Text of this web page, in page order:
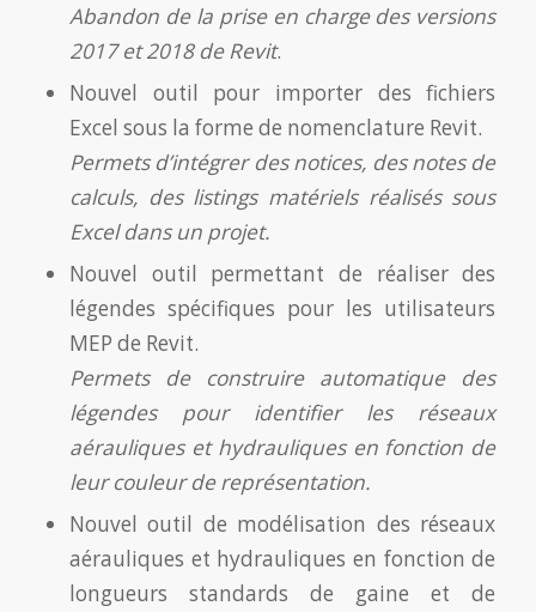
Abandon de la prise en charge des versions
2017 et 2018 de Revit.
Nouvel outil pour importer des fichiers
Excel sous la forme de nomenclature Revit.
Permets d’intégrer des notices, des notes de
calculs, des listings matériels réalisés sous
Excel dans un projet.
Nouvel outil permettant de réaliser des
légendes spécifiques pour les utilisateurs
MEP de Revit.
Permets de construire automatique des
légendes pour identifier les réseaux
aérauliques et hydrauliques en fonction de
leur couleur de représentation.
Nouvel outil de modélisation des réseaux
aérauliques et hydrauliques en fonction de
longueurs standards de gaine et de